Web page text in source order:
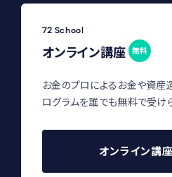
72 School
オンライン講座 無料
お金のプロによるお金や資産
ログラムを誰でも無料で受け
オンライン講